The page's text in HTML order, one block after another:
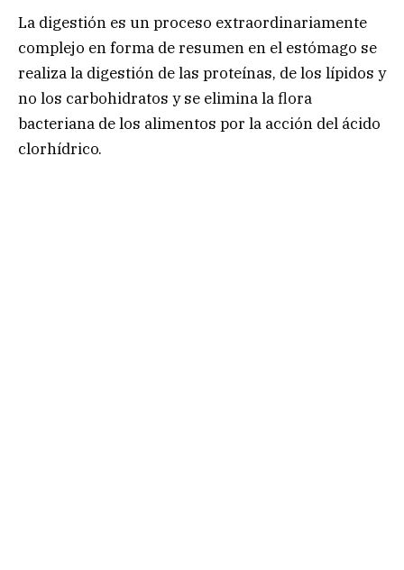
La digestión es un proceso extraordinariamente
complejo en forma de resumen en el estómago se
realiza la digestión de las proteínas, de los lípidos y
no los carbohidratos y se elimina la flora
bacteriana de los alimentos por la acción del ácido
clorhídrico.